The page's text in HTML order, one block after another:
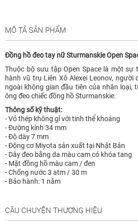
MÔ TẢ SẢN PHẨM
Đồng hồ đeo tay nữ Sturmanskie Open
Thuộc bộ sưu tập Open Space là một sự
hành vũ trụ Liên Xô Alexei Leonov,
ngoài không gian đầu tiên của nhân loại,
ông đeo chiếc đồng hồ Sturmanskie.
Thông số kỹ thuật:
- Vỏ thép không gỉ với tinh thể khoáng
- Đường kính 34 mm
- Độ dày 7 mm
- Động cơ Miyota sản xuất tại Nhật Bản
- Dây đeo bằng da màu cam có khóa tang
- Mặt đồng hồ màu cam / đen
- Chống nước 3 atm / 30 m
- Bảo hành: 1 năm
CÂU CHUYỆN THƯƠNG HIỆU